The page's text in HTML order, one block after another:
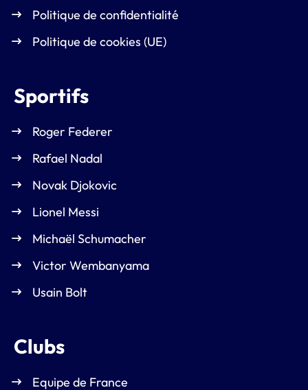
Politique de confidentialité
Politique de cookies (UE)
Sportifs
Roger Federer
Rafael Nadal
Novak Djokovic
Lionel Messi
Michaël Schumacher
Victor Wembanyama
Usain Bolt
Clubs
Equipe de France